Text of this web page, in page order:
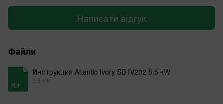
Написати відгук
Файли
PDF
Инструкция Atlantic Ivory SB IV202 5.5 kW
2.6 МБ